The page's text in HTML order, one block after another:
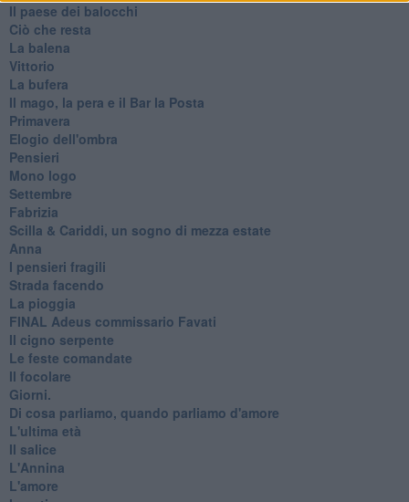
Il paese dei balocchi
Ciò che resta
La balena
Vittorio
La bufera
Il mago, la pera e il Bar la Posta
Primavera
Elogio dell'ombra
Pensieri
Mono logo
Settembre
Fabrizia
​Scilla & Cariddi, un sogno di mezza estate
Anna
I pensieri fragili
Strada facendo
La pioggia
FINAL Adeus commissario Favati
Il cigno serpente
Le feste comandate
Il focolare
Giorni.
Di cosa parliamo, quando parliamo d'amore
L'ultima età
Il salice
L'Annina
L'amore